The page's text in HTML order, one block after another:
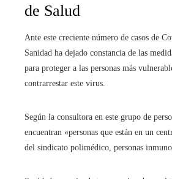
de Salud
Ante este creciente número de casos de
Sanidad ha dejado constancia de las
para proteger a las personas más
contrarrestar este virus.
Según la consultora en este grupo de
encuentran «personas que están en un
del sindicato polimédico, personas